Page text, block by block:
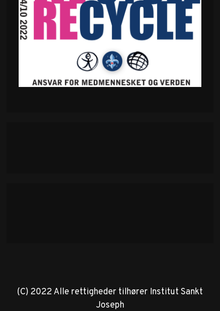
(C) 2022 Alle rettigheder tilhører Institut Sankt
Joseph